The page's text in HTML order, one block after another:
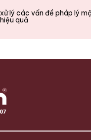
lý các vấn đề pháp lý
quả